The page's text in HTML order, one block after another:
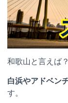
和歌山と言えば？
白浜やアドベン
す。